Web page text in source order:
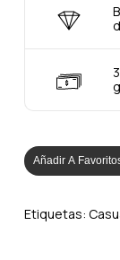
Añadir A
Etiquetas: